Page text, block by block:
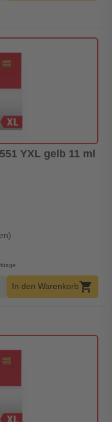
YXL gelb 11 ml
Menge
In den Warenkorbshopping_cart